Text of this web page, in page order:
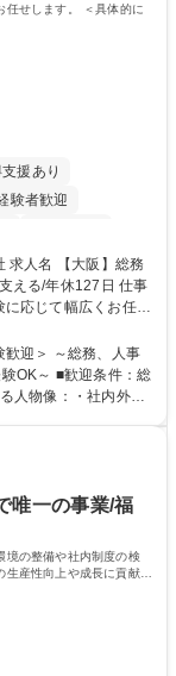
任せします。 ＜具体的に
援あり
験者歓迎
あり 食事補助あり
る/年休127日 仕事
応じて幅広くお任せ
事務所勤務ですが、
り・宿泊を伴う国内
助け合いながら、総
歓迎＞ ～総務、人事
OK～ ■歓迎条件：総
唯一の事業/福
境の整備や社内制度の検
産性向上や成長に貢献し